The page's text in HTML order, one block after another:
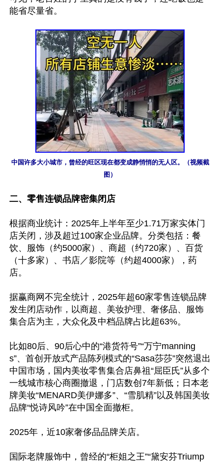
能省尽量省。
中国许多大小城市，曾经的旺区现在都变成静悄悄的无人区。（视频截
图）
二、零售连锁品牌密集闭店
根据商业统计：2025年上半年至少1.71万家实体门
店关闭，涉及超过100家企业品牌。分类包括：餐
饮、服饰（约5000家）、商超（约720家）、百货
（十多家）、书店／影院等（约超4000家），药
店。
据赢商网不完全统计，2025年超60家零售连锁品牌
发生闭店动作，以商超、美妆护理、奢侈品、服饰
集合店为主，大众化及中档品牌占比超63%。
比如80后、90后心中的“港货符号”“万宁manning
s”、首创开放式产品陈列模式的“Sasa莎莎”突然退出
中国市场，国内美妆零售集合店鼻祖“屈臣氏”从多个
一线城市核心商圈撤退，门店数创7年新低；日本老
牌美妆“MENARD美伊娜多”、“雪肌精”以及韩国美妆
品牌“悦诗风吟”在中国全面撤柜。
2025年，近10家奢侈品品牌关店。
国际老牌服饰中，曾经的“柜姐之王”“黛安芬Triump